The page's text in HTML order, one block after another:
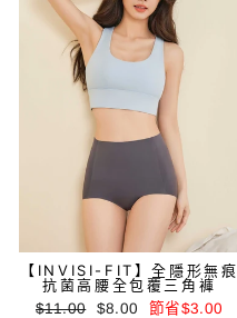
【INVISI-FIT】全隱形無痕
抗菌高腰全包覆三角褲
正
$11.00
減
$8.00 節省$3.00